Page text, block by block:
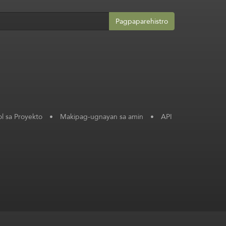
Pagpaparehistro
sa Proyekto • Makipag-ugnayan sa amin • API